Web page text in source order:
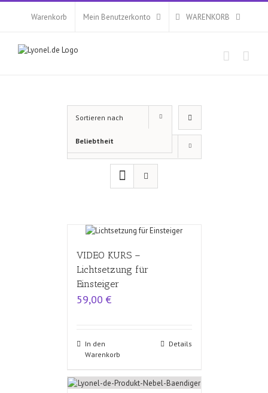
Zum
Warenkorb Mein Benutzerkonto WARENKORB
Sortieren nach
Beliebtheit
VIDEO KURS –
Lichtsetzung für
Einsteiger
59,00 €
In den
Warenkorb
Details